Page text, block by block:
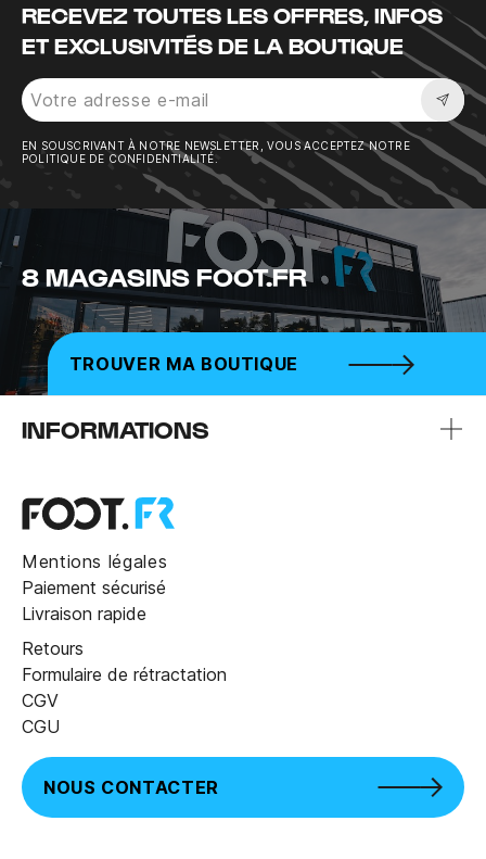
RECEVEZ TOUTES LES OFFRES, INFOS
ET EXCLUSIVITÉS DE LA BOUTIQUE
EN SOUSCRIVANT À NOTRE NEWSLETTER, VOUS ACCEPTEZ NOTRE
POLITIQUE DE CONFIDENTIALITÉ.
8 MAGASINS FOOT.FR
TROUVER MA BOUTIQUE
INFORMATIONS
Mentions légales
Paiement sécurisé
Livraison rapide
Retours
Formulaire de rétractation
CGV
CGU
NOUS CONTACTER